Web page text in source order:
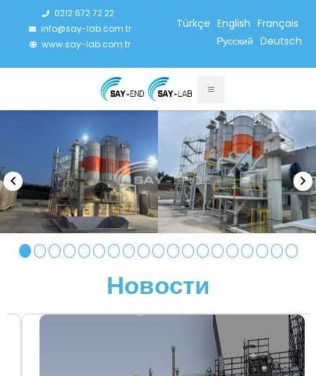
0212 672 72 22
info@say-lab.com.tr
www.say-lab.com.tr
Türkçe English Français
Русский Deutsch
Новости